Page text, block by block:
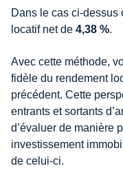
Dans le cas ci-dessus
locatif net de 4,38 %.
Avec cette méthode,
fidèle du rendement
précédent. Cette
entrants et sortants
d’évaluer de manière
investissement
de celui-ci.